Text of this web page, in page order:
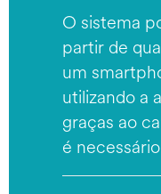
O sistema
partir de
um
utilizando a
graças ao
é